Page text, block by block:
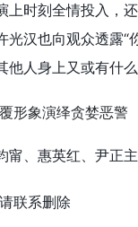
上时刻全情投入，
汉也向观众透露
人身上又或有什
、惠英红、尹正
联系删除